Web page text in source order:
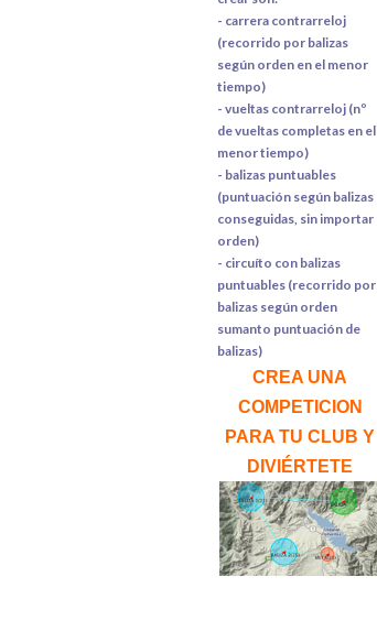
- carrera contrarreloj
(recorrido por balizas
según orden en el menor
tiempo)
- vueltas contrarreloj (nº
de vueltas completas en el
menor tiempo)
- balizas puntuables
(puntuación según balizas
conseguidas, sin importar
orden)
- circuíto con balizas
puntuables (recorrido por
balizas según orden
sumanto puntuación de
balizas)
CREA UNA
COMPETICION
PARA TU CLUB Y
DIVIÉRTETE